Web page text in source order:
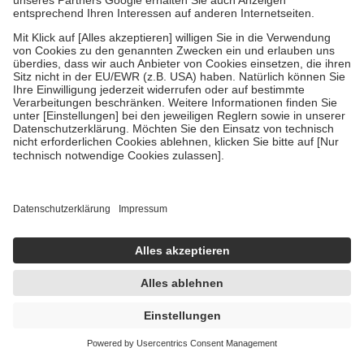
Blasenpflaster Kaufberatung
Blasenpflaster sind sogenannte Schnellverbände, die aus einer
atmungsaktiven Folie und einem Polster aus Hydrokolloid
bestehen. Sie können den Druck auf bestehende Blasen verringern
oder auch vorbeugend eingesetzt werden.
Das Wichtigste in Kürze
Mit dem Blasenpflaster kannst Du eine offene Blase
die austritt, sofort auf.
Ein Blasenpflaster kann auch vorbeugend das Auftreten von
Blasen verhindern. Zum Beispiel dann, wenn du neues
Schuhwerk trägst.
Welche Blasenpflaster gibt es?